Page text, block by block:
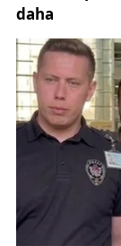
ve okul
sırasında
Şimşek,
hayalleri
Vali Şimşek,
başarıların
kupaların
başarıların
vurgulayan